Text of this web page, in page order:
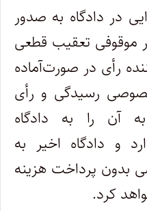
در دادگاه به صدور
موقوفی تعقیب قطعی
رأی در صورت‌آماده
رسیدگی و رأی
آن را به دادگاه
و دادگاه اخیر به
پرداخت هزینه
کرد.